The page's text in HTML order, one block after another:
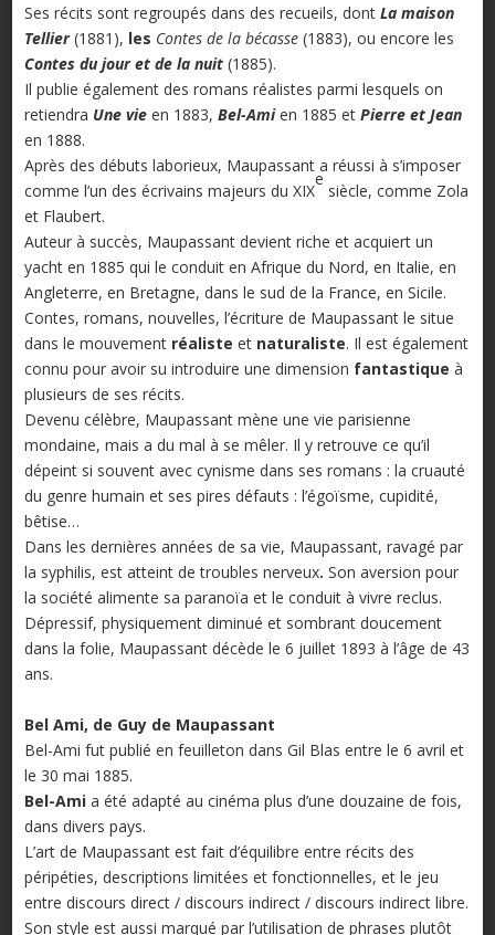
Ses récits sont regroupés dans des recueils, dont La maison
Tellier(1881), les Contes de la bécasse(1883), ou encore les
Contes du jour et de la nuit(1885).
Il publie également des romans réalistes parmi lesquels on
retiendra Une vieen 1883, Bel-Amien 1885 et Pierre et Jean
en 1888.
Après des débuts laborieux, Maupassant a réussi à s’imposer
comme l’un des écrivains majeurs du XIX
e
siècle, comme Zola
et Flaubert.
Auteur à succès, Maupassant devient riche et acquiert un
yacht en 1885 qui le conduit en Afrique du Nord, en Italie, en
Angleterre, en Bretagne, dans le sud de la France, en Sicile.
Contes, romans, nouvelles, l’écriture de Maupassant le situe
dans le mouvement réaliste et naturaliste. Il est également
connu pour avoir su introduire une dimension fantastique à
plusieurs de ses récits.
Devenu célèbre, Maupassant mène une vie parisienne
mondaine, mais a du mal à se mêler. Il y retrouve ce qu’il
dépeint si souvent avec cynisme dans ses romans : la cruauté
du genre humain et ses pires défauts : l’égoïsme, cupidité,
bêtise…
Dans les dernières années de sa vie, Maupassant, ravagé par
la syphilis, est atteint de troubles nerveux. Son aversion pour
la société alimente sa paranoïa et le conduit à vivre reclus.
Dépressif, physiquement diminué et sombrant doucement
dans la folie, Maupassant décède le 6 juillet 1893 à l’âge de 43
ans.
Bel Ami, de Guy de Maupassant
Bel-Ami fut publié en feuilleton dans Gil Blas entre le 6 avril et
le 30 mai 1885.
Bel-Ami a été adapté au cinéma plus d’une douzaine de fois,
dans divers pays.
L’art de Maupassant est fait d’équilibre entre récits des
péripéties, descriptions limitées et fonctionnelles, et le jeu
entre discours direct / discours indirect / discours indirect libre.
Son style est aussi marqué par l’utilisation de phrases plutôt